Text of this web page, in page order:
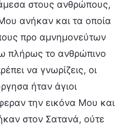
στους ανθρώπους,
ανήκαν και τα οποία
προ αμνημονεύτων
πλήρως το ανθρώπινο
να γνωρίζεις, οι
ήταν άγιοι
την εικόνα Μου και
στον Σατανά, ούτε